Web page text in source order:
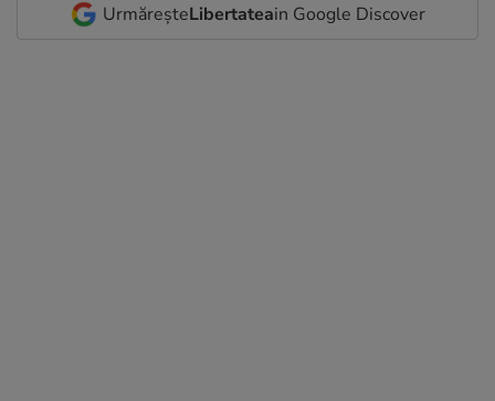
UrmăreșteLibertateain Google Discover